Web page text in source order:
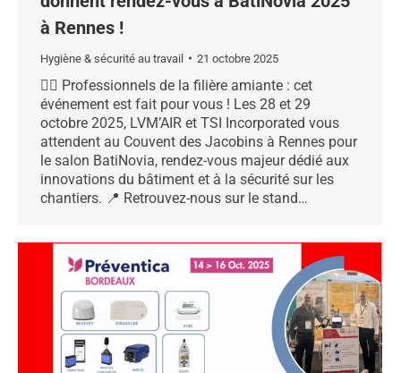
à Rennes !
Hygiène & sécurité au travail 21 octobre 2025
👷‍♂️ Professionnels de la filière amiante : cet
événement est fait pour vous ! Les 28 et 29
octobre 2025, LVM’AIR et TSI Incorporated vous
attendent au Couvent des Jacobins à Rennes pour
le salon BatiNovia, rendez-vous majeur dédié aux
innovations du bâtiment et à la sécurité sur les
chantiers. 📍 Retrouvez-nous sur le stand…